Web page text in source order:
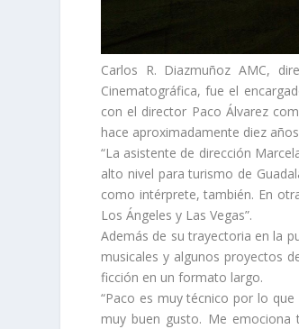
Carlos R. Diazmuñoz AMC,
Cinematográfica, fue el
con el director Paco Álvarez
hace aproximadamente diez
“La asistente de dirección
alto nivel para turismo de
como intérprete, también. En
Los Ángeles y Las Vegas”.
Además de su trayectoria en la
musicales y algunos proyectos
ficción en un formato largo.
“Paco es muy técnico por lo
muy buen gusto. Me emociona